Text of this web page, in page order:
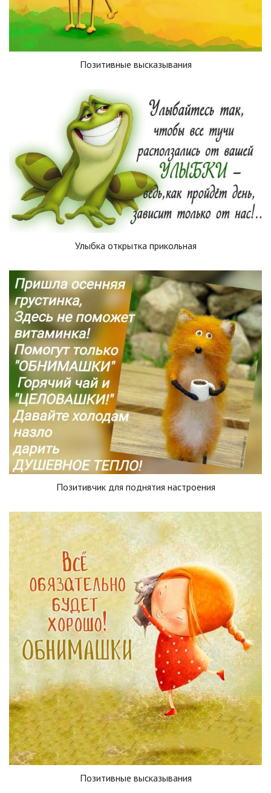
Позитивные высказывания
Улыбка открытка прикольная
Позитивчик для поднятия настроения
Позитивные высказывания